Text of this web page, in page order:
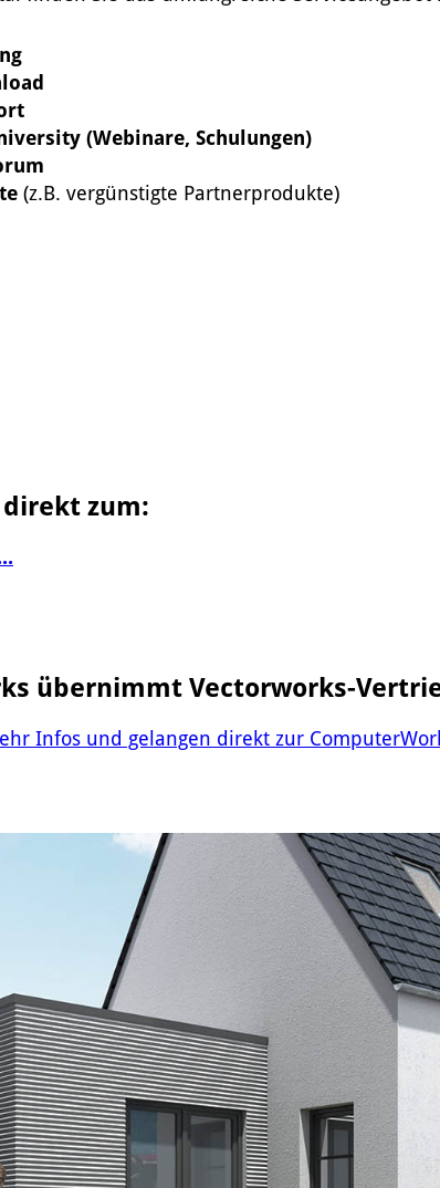
(Webinare, Schulungen)
(z.B. vergünstigte Partnerprodukte)
zum:
übernimmt Vectorworks-
Infos und gelangen direkt zur